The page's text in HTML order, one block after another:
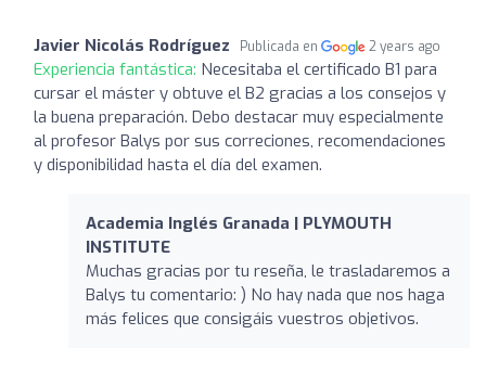
Javier Nicolás Rodríguez Publicada en 2 years ago
Experiencia fantástica: Necesitaba el certificado B1 para
cursar el máster y obtuve el B2 gracias a los consejos y
la buena preparación. Debo destacar muy especialmente
al profesor Balys por sus correciones, recomendaciones
y disponibilidad hasta el día del examen.
Academia Inglés Granada | PLYMOUTH
INSTITUTE
Muchas gracias por tu reseña, le trasladaremos a
Balys tu comentario: ) No hay nada que nos haga
más felices que consigáis vuestros objetivos.